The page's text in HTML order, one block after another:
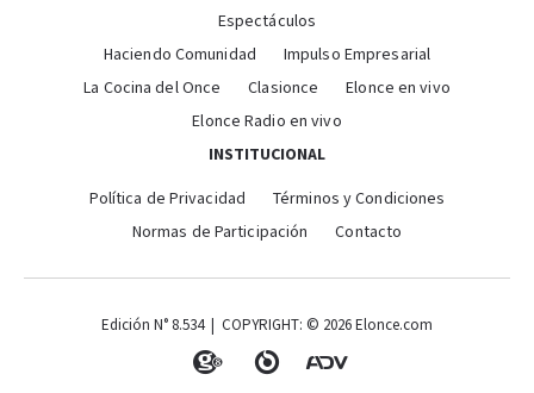
Espectáculos
Haciendo Comunidad
Impulso Empresarial
La Cocina del Once
Clasionce
Elonce en vivo
Elonce Radio en vivo
INSTITUCIONAL
Política de Privacidad
Términos y Condiciones
Normas de Participación
Contacto
Edición N° 8.534 | COPYRIGHT: © 2026 Elonce.com